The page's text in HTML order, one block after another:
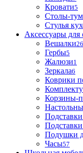
Кровати5
Столы-
Стулья
Аксессуары для
Вешалки26
Гербы5
Жалюзи1
Зеркала6
Коврики
Корзины-
Подушки
Часы57